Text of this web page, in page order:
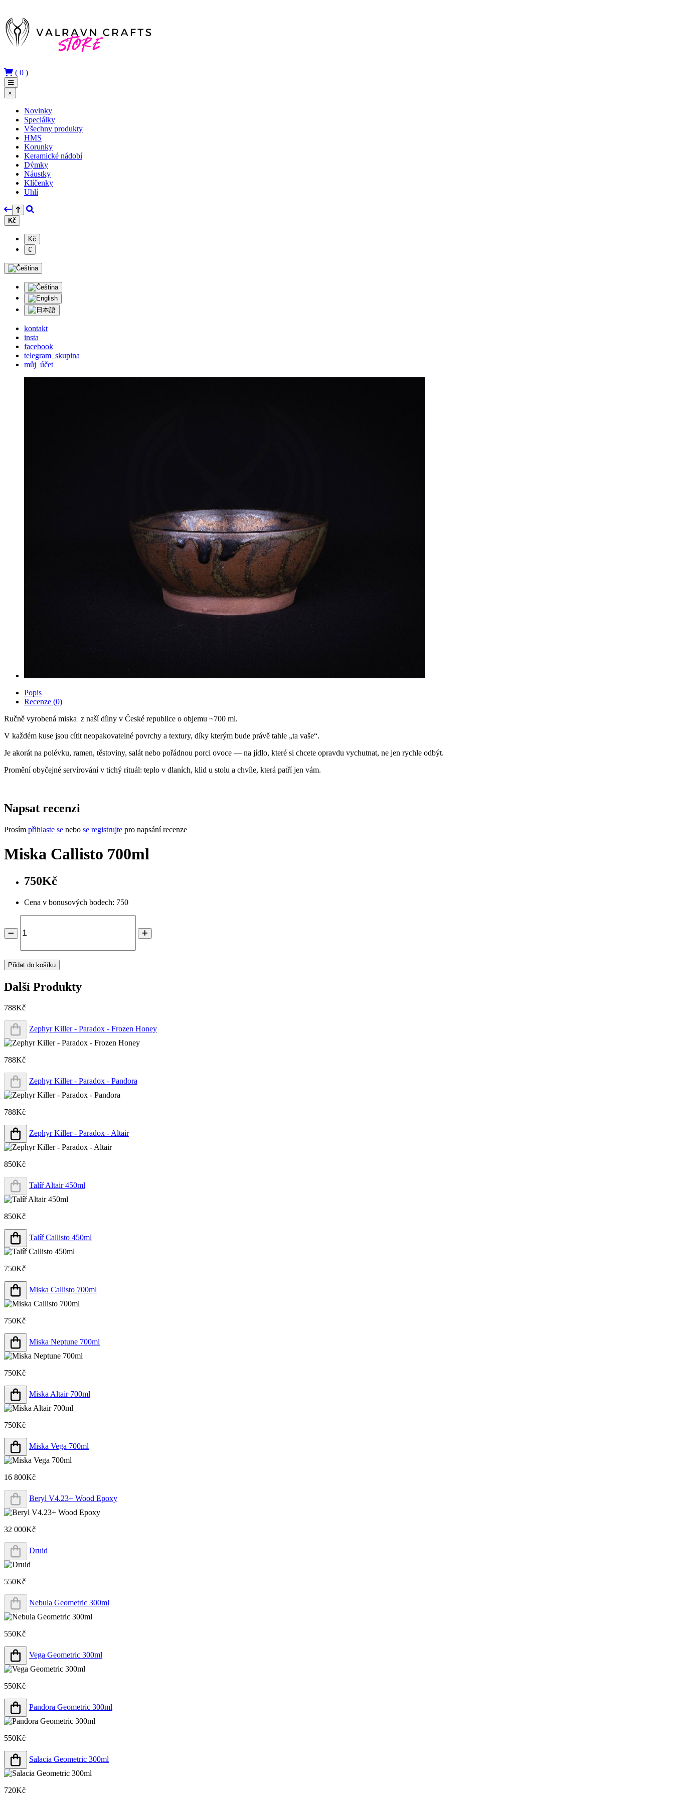
( 0 )
×
Novinky
Speciálky
Všechny produkty
HMS
Korunky
Keramické nádobí
Dýmky
Náustky
Klíčenky
Uhlí
Kč
Kč
€
kontakt
insta
facebook
telegram_skupina
můj_účet
Popis
Recenze (0)
Ručně vyrobená miska z naší dílny v České republice o objemu ~700 ml.
V každém kuse jsou cítit neopakovatelné povrchy a textury, díky kterým bude právě tahle „ta vaše“.
Je akorát na polévku, ramen, těstoviny, salát nebo pořádnou porci ovoce — na jídlo, které si chcete opravdu vychutnat, ne jen rychle odbýt.
Promění obyčejné servírování v tichý rituál: teplo v dlaních, klid u stolu a chvíle, která patří jen vám.
Napsat recenzi
Prosím přihlaste se nebo se registrujte pro napsání recenze
Miska Callisto 700ml
750Kč
Cena v bonusových bodech: 750
Přidat do košíku
Další Produkty
788Kč
Zephyr Killer - Paradox - Frozen Honey
788Kč
Zephyr Killer - Paradox - Pandora
788Kč
Zephyr Killer - Paradox - Altair
850Kč
Talíř Altair 450ml
850Kč
Talíř Callisto 450ml
750Kč
Miska Callisto 700ml
750Kč
Miska Neptune 700ml
750Kč
Miska Altair 700ml
750Kč
Miska Vega 700ml
16 800Kč
Beryl V4.23+ Wood Epoxy
32 000Kč
Druid
550Kč
Nebula Geometric 300ml
550Kč
Vega Geometric 300ml
550Kč
Pandora Geometric 300ml
550Kč
Salacia Geometric 300ml
720Kč